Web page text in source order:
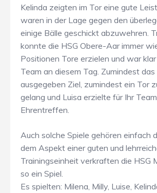
Kelinda zeigten im Tor eine gute
waren in der Lage gegen den
einige Bälle geschickt abzuwehren.
konnte die HSG Obere-Aar immer
Positionen Tore erzielen und war
Team an diesem Tag. Zumindest das
ausgegeben Ziel, zumindest ein Tor
gelang und Luisa erzielte für Ihr
Ehrentreffen.
Auch solche Spiele gehören einfach
dem Aspekt einer guten und
Trainingseinheit verkraften die HSG
so ein Spiel.
Es spielten: Milena, Milly, Luise,